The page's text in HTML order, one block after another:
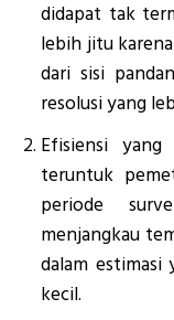
didapat tak
lebih jitu
dari sisi
resolusi yang
Efisiensi yang
teruntuk
periode
menjangkau
dalam
kecil.